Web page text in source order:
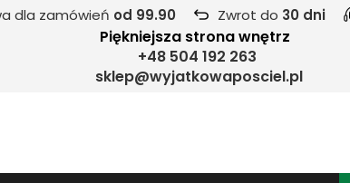
dla zamówień od 99.90 Zwrot do 30 dni
Piękniejsza strona wnętrz
+48 504 192 263
sklep@wyjatkowaposciel.pl